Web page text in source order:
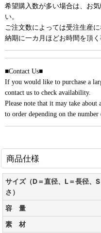
希望購入数が多い場合は、お
い。
ご注文数によっては受注生産に
納期に一カ月ほどお時間を頂
■Contact Us■
If you would like to purchase a
contact us to check availability.
Please note that it may take
to order depending on the number
商品仕様
サイズ（D＝直径、L＝長径、
さ）
容 量
素 材